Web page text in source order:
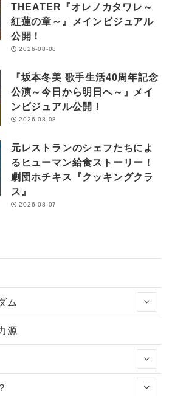
THEATER『オレノカタワレ～
紅蓮の章～』メインビジュアル
公開！
2026-08-08
『坂本冬美 歌手生活40周年記念
公演～今日から明日へ～』メイ
ンビジュアル公開！
2026-08-08
元レストランのシェフたちによ
るヒューマン給食ストーリー！
劇団ホチキス『クッキングクラ
ス』
2026-08-07
ム
源